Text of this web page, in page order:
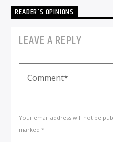
READER'S OPINIONS
LEAVE A REPLY
Your email address will not be
marked *